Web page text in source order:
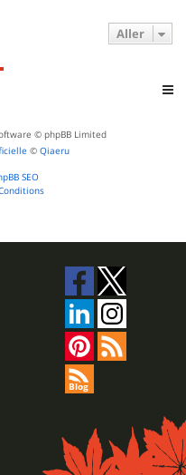
Aller
© phpBB Limited
© Qiaeru
SEO